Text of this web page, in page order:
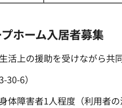
ホーム入居者募集
上の援助を受けながら共
30-6）
体障害者1人程度（利用者